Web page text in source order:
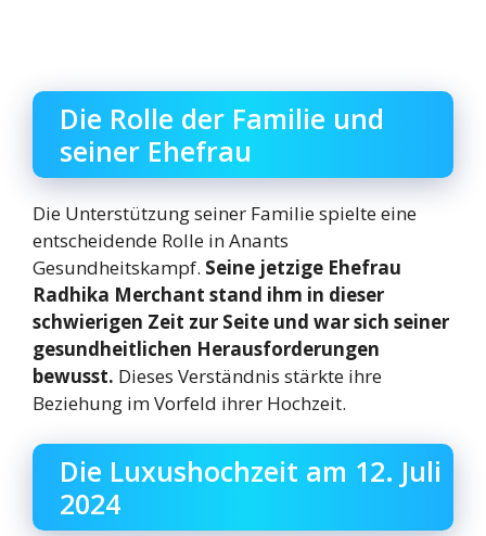
Die Rolle der Familie und
seiner Ehefrau
Die Unterstützung seiner Familie spielte eine
entscheidende Rolle in Anants
Gesundheitskampf. Seine jetzige Ehefrau
Radhika Merchant stand ihm in dieser
schwierigen Zeit zur Seite und war sich seiner
gesundheitlichen Herausforderungen
bewusst. Dieses Verständnis stärkte ihre
Beziehung im Vorfeld ihrer Hochzeit.
Die Luxushochzeit am 12. Juli
2024